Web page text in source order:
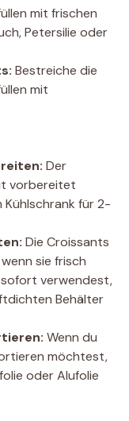
mit frischen
Petersilie oder
Bestreiche die
mit
Der
vorbereitet
Kühlschrank für 2-
Die Croissants
sie frisch
sofort verwendest,
Behälter
Wenn du
möchtest,
oder Alufolie